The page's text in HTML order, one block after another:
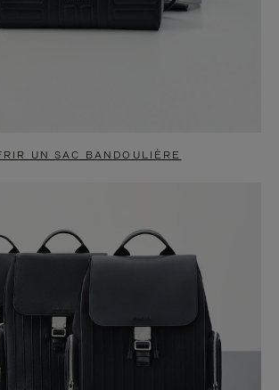
UN SAC BANDOULIÈRE